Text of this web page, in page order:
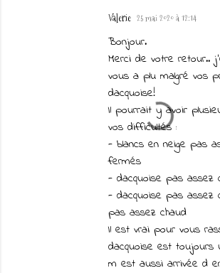
Valerie 25 mai 2020 à 12:14
Bonjour.
Merci de votre retour..
vous a plu malgré vos
dacquoise!
Il pourrait y avoir
vos difficultés :
- blancs en neige pas
fermés
- dacquoise pas assez
- dacquoise pas
pas assez chaud
Il est vrai pour vous
dacquoise est toujours
m est aussi arrivée d